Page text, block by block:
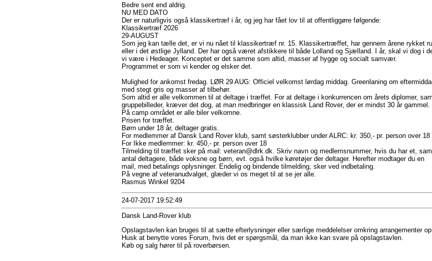
Bedre sent end aldrig.
NU MED DATO
Der er naturligvis også klassikertræf i år, og jeg har fået lov til at offentliggøre følgende:
Klassikertræf 2026
29-AUGUST
Som jeg kan tælle det, er vi nu nået til klassikertræf nr. 15. Klassikertræffet, har gennem årene rykket
eller i det østlige Jylland. Der har også været afstikkere til både Lolland og Sjælland. I år, skal vi dog i
vi være i Hedeager. Konceptet er det samme som altid, masser af hygge og socialt samvær.
Programmet er som vi kender og elsker det.
Mulighed for ankomst fredag. LØR 29 AUG: Officiel velkomst lørdag middag. Greenlaning om
med stegt gris og masser af tilbehør.
Som altid er alle velkommen til at deltage i træffet. For at deltage i konkurrencen om årets diplomer,
gruppebilleder, kræver det dog, at man medbringer en klassisk Land Rover, der er mindst 30 år gammel.
På camp området er alle biler velkomne.
Prisen for træffet.
Børn under 18 år, deltager gratis.
For medlemmer af Dansk Land Rover klub, samt søsterklubber under ALRC: kr. 350,- pr. person over 18
For Ikke medlemmer: kr. 450,- pr. person over 18
Tilmelding til træffet sker på mail: veteran@dlrk.dk. Skriv navn og medlemsnummer, hvis du har et,
antal deltagere, både voksne og børn, evt. også hvilke køretøjer der deltager. Herefter modtager du en
mail, med betalings oplysninger. Endelig og bindende tilmelding, sker ved indbetaling.
På vegne af veteranudvalget, glæder vi os meget til at se jer alle.
Rasmus Winkel 9204
24-07-2017 19:52:49
Dansk Land-Rover klub
Opslagstavlen kan bruges til at sætte efterlysninger eller særlige meddelelser omkring arrangementer
Husk at benytte vores Forum, hvis det er spørgsmål, da man ikke kan svare på opslagstavlen.
Køb og salg hører til på roverbørsen.